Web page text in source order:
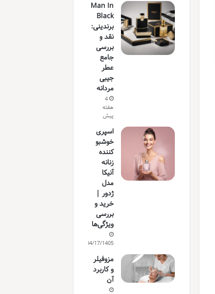
Man In
Black
برندینی:
نقد و
بررسی
جامع
عطر
جیبی
مردانه
4
هفته
پیش
اسپری
خوشبو
کننده
زنانه
آنیکا
مدل
ژدور |
خرید و
بررسی
ویژگی‌ها
04/17/1405
مزوفیلر
و کاربرد
آن